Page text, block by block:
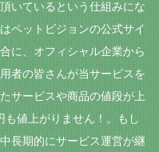
いているという仕組みにな
ペットビジョンの公式サイ
に、オフィシャル企業から
者の皆さんが当サービスを
サービスや商品の値段が上
値上がりません！。もし
長期的にサービス運営が継